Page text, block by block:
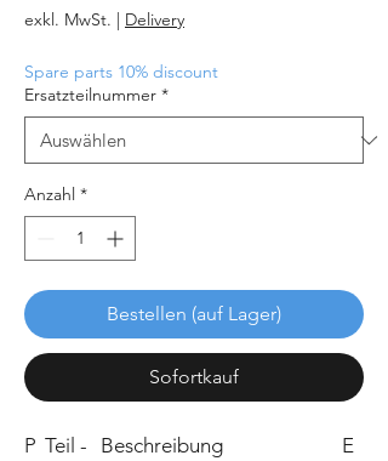
exkl. MwSt. | Delivery
Spare parts 10% discount
Ersatzteilnummer *
Anzahl *
Bestellen (auf Lager)
Sofortkauf
P Teil - Beschreibung
E